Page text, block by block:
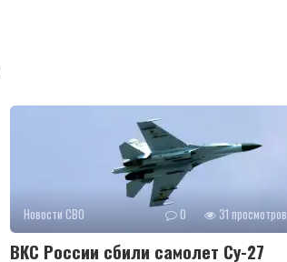
Новости СВО 0 31 просмотров
ВКС России сбили самолет Су-27